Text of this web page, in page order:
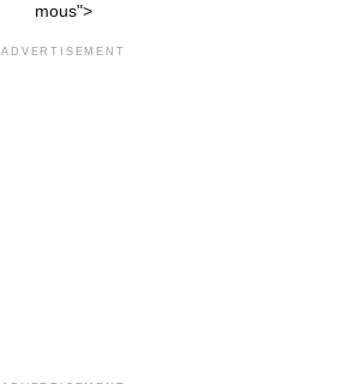
mous">
ADVERTISEMENT